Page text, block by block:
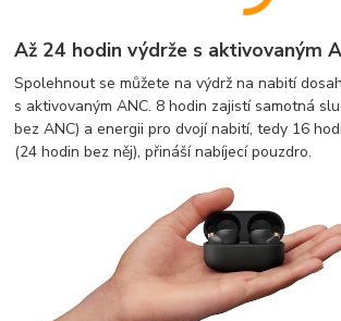
Až 24 hodin výdrže s aktivovaným
Spolehnout se můžete na výdrž na nabití
s aktivovaným ANC. 8 hodin zajistí samotná
bez ANC) a energii pro dvojí nabití, tedy 16
(24 hodin bez něj), přináší nabíjecí pouzdro.